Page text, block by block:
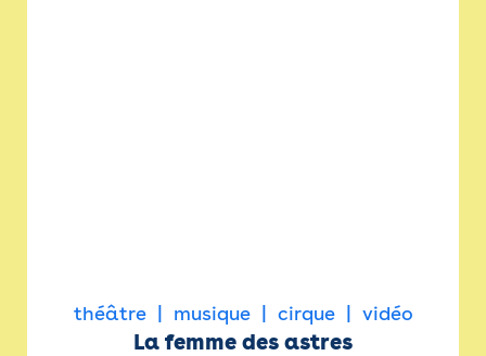
théâtre musique cirque vidéo
La femme des astres